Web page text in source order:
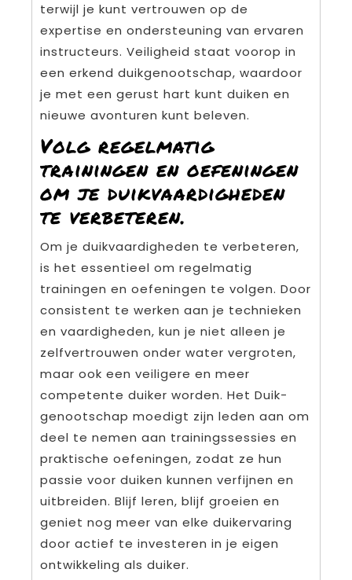
terwijl je kunt vertrouwen op de
expertise en ondersteuning van ervaren
instructeurs. Veiligheid staat voorop in
een erkend duikgenootschap, waardoor
je met een gerust hart kunt duiken en
nieuwe avonturen kunt beleven.
Volg regelmatig
trainingen en oefeningen
om je duikvaardigheden
te verbeteren.
Om je duikvaardigheden te verbeteren,
is het essentieel om regelmatig
trainingen en oefeningen te volgen. Door
consistent te werken aan je technieken
en vaardigheden, kun je niet alleen je
zelfvertrouwen onder water vergroten,
maar ook een veiligere en meer
competente duiker worden. Het Duik-
genootschap moedigt zijn leden aan om
deel te nemen aan trainingssessies en
praktische oefeningen, zodat ze hun
passie voor duiken kunnen verfijnen en
uitbreiden. Blijf leren, blijf groeien en
geniet nog meer van elke duikervaring
door actief te investeren in je eigen
ontwikkeling als duiker.